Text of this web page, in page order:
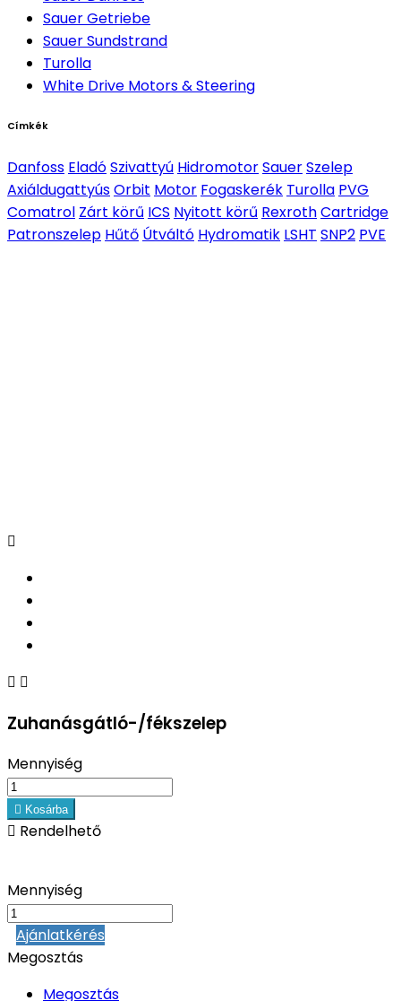
Sauer Getriebe
Sauer Sundstrand
Turolla
White Drive Motors & Steering
Címkék
Danfoss EladóSzivattyú HidromotorSauerSzelep
AxiáldugattyúsOrbit Motor Fogaskerék Turolla PVG
Comatrol Zárt körű ICS Nyitott körű RexrothCartridge
Patronszelep Hűtő Útváltó Hydromatik LSHT SNP2 PVE

 
Zuhanásgátló-/fékszelep
Mennyiség
 Kosárba
 Rendelhető
Mennyiség
Ajánlatkérés
Megosztás
Megosztás